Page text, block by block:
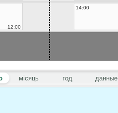
місяць год данные
12:00
14:00